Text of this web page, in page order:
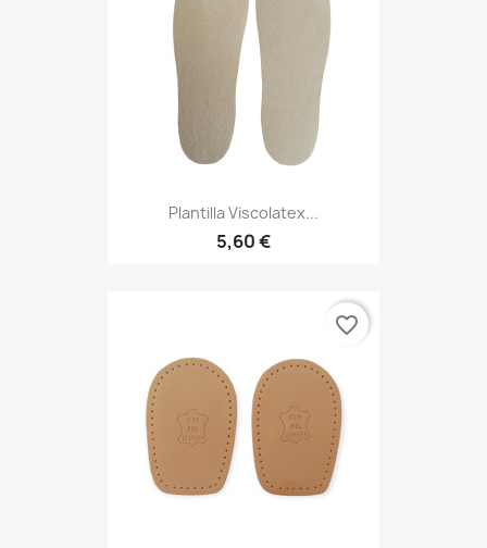
Plantilla Viscolatex...
5,60 €
favorite_border